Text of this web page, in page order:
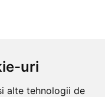
uri
alte tehnologii de